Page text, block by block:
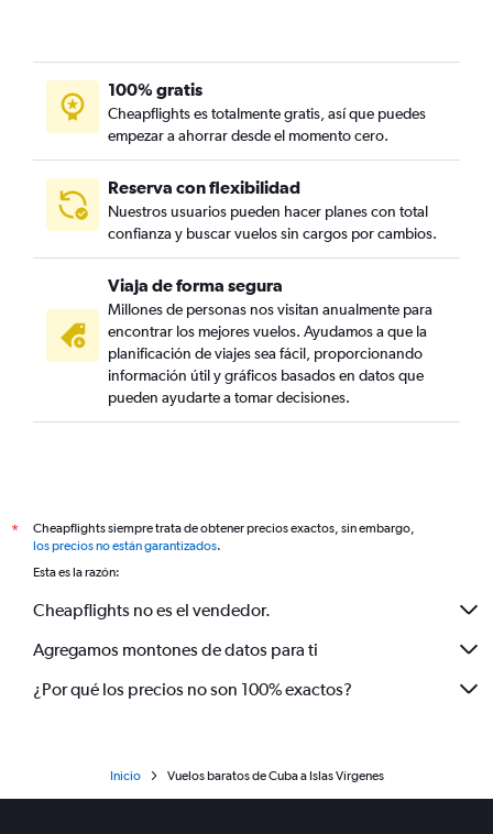
100% gratis
Cheapflights es totalmente gratis, así que puedes
empezar a ahorrar desde el momento cero.
Reserva con flexibilidad
Nuestros usuarios pueden hacer planes con total
confianza y buscar vuelos sin cargos por cambios.
Viaja de forma segura
Millones de personas nos visitan anualmente para
encontrar los mejores vuelos. Ayudamos a que la
planificación de viajes sea fácil, proporcionando
información útil y gráficos basados en datos que
pueden ayudarte a tomar decisiones.
*
Cheapflights siempre trata de obtener precios exactos, sin embargo,
los precios no están garantizados.
Esta es la razón:
Cheapflights no es el vendedor.
Agregamos montones de datos para ti
¿Por qué los precios no son 100% exactos?
Inicio Vuelos baratos de Cuba a Islas Vírgenes